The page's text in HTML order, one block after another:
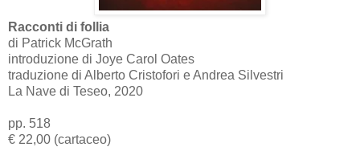
Racconti di follia
di Patrick McGrath
introduzione di Joye Carol Oates
traduzione di Alberto Cristofori e Andrea Silvestri
La Nave di Teseo, 2020
pp. 518
€ 22,00 (cartaceo)